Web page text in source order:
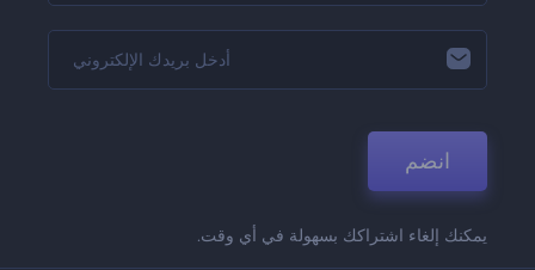
انضم
يمكنك إلغاء اشتراكك بسهولة في أي وقت.